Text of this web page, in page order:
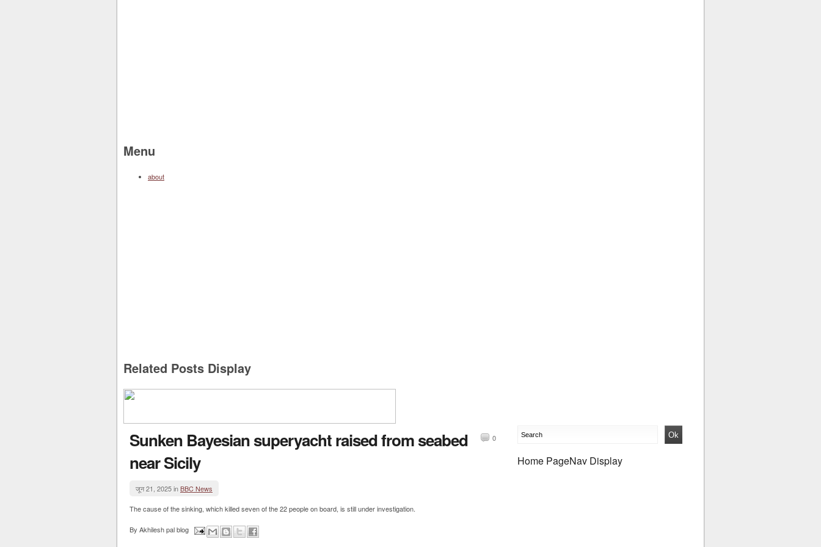
Menu
about
Related Posts Display
Sunken Bayesian superyacht raised from seabed
near Sicily
0
जून 21, 2025 inBBC News
The cause of the sinking, which killed seven of the 22 people on board, is still under investigation.
By Akhilesh pal blog
Home PageNav Display